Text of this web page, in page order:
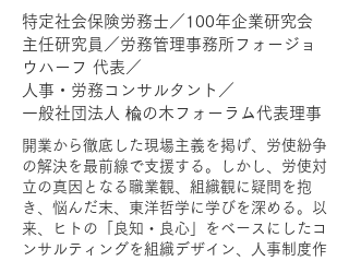
特定社会保険労務士／100年企業研究会
主任研究員／労務管理事務所フォージョ
ウハーフ 代表／
人事・労務コンサルタント／
一般社団法人 楡の木フォーラム代表理事
開業から徹底した現場主義を掲げ、労使紛争
の解決を最前線で支援する。しかし、労使対
立の真因となる職業観、組織観に疑問を抱
き、悩んだ末、東洋哲学に学びを深める。以
来、ヒトの「良知・良心」をベースにしたコ
ンサルティングを組織デザイン、人事制度作